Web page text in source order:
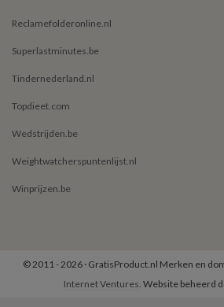
Reclamefolderonline.nl
Superlastminutes.be
Tindernederland.nl
Topdieet.com
Wedstrijden.be
Weightwatcherspuntenlijst.nl
Winprijzen.be
© 2011 - 2026 · GratisProduct.nl Merken en
Internet Ventures. Website beheerd